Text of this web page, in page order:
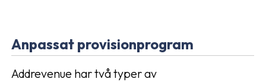
Anpassat provisionprogram
Addrevenue har två typer av